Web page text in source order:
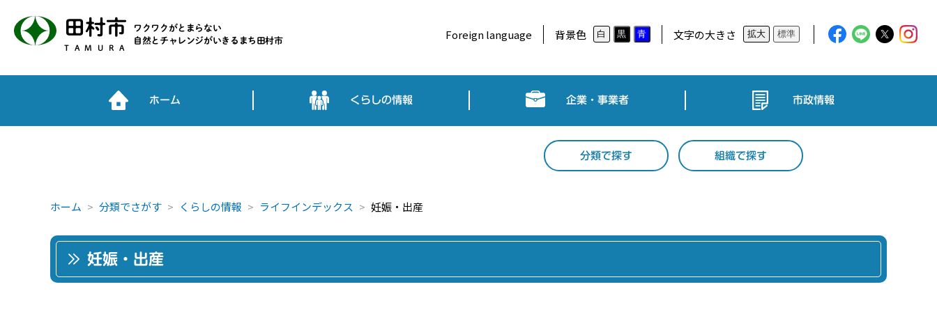
田村市
TAMURA
ワクワクがとまらない
自然とチャレンジがいきるまち田村市
Foreign language 背景色 白 黒 青 文字の大きさ 拡大 標準
ホーム くらしの情報 企業・事業者 市政情報
分類で探す 組織で探す
ホーム 分類でさがす くらしの情報 ライフインデックス 妊娠・出産
妊娠・出産